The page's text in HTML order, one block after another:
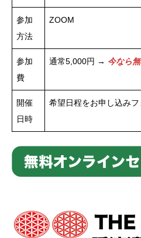
参加
方法
ZOOM
参加
費
通常5,000円 → 今なら
開催
日時
希望日程をお申し込みフ